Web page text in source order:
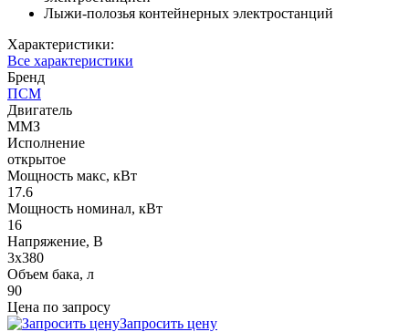
Лыжи-полозья контейнерных электростанций
Характеристики:
Все характеристики
Бренд
ПСМ
Двигатель
ММЗ
Исполнение
открытое
Мощность макс, кВт
17.6
Мощность номинал, кВт
16
Напряжение, В
3x380
Объем бака, л
90
Цена по запросу
Запросить цену